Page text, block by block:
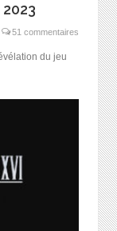
51 commentaires
du jeu